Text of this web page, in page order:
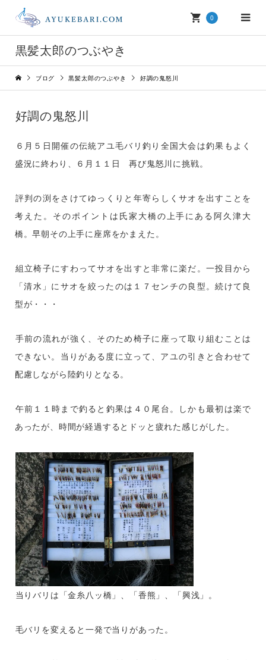
0
黒髪太郎のつぶやき
ブログ 黒髪太郎のつぶやき 好調の鬼怒川
好調の鬼怒川
６月５日開催の伝統アユ毛バリ釣り全国大会は釣果もよく
盛況に終わり、６月１１日 再び鬼怒川に挑戦。
評判の渕をさけてゆっくりと年寄らしくサオを出すことを
考えた。そのポイントは氏家大橋の上手にある阿久津大
橋。早朝その上手に座席をかまえた。
組立椅子にすわってサオを出すと非常に楽だ。一投目から
「清水」にサオを絞ったのは１７センチの良型。続けて良
型が・・・
手前の流れが強く、そのため椅子に座って取り組むことは
できない。当りがある度に立って、アユの引きと合わせて
配慮しながら陸釣りとなる。
午前１１時まで釣ると釣果は４０尾台。しかも最初は楽で
あったが、時間が経過するとドッと疲れた感じがした。
当りバリは「金糸八ッ橋」、「香熊」、「興浅」。
毛バリを変えると一発で当りがあった。